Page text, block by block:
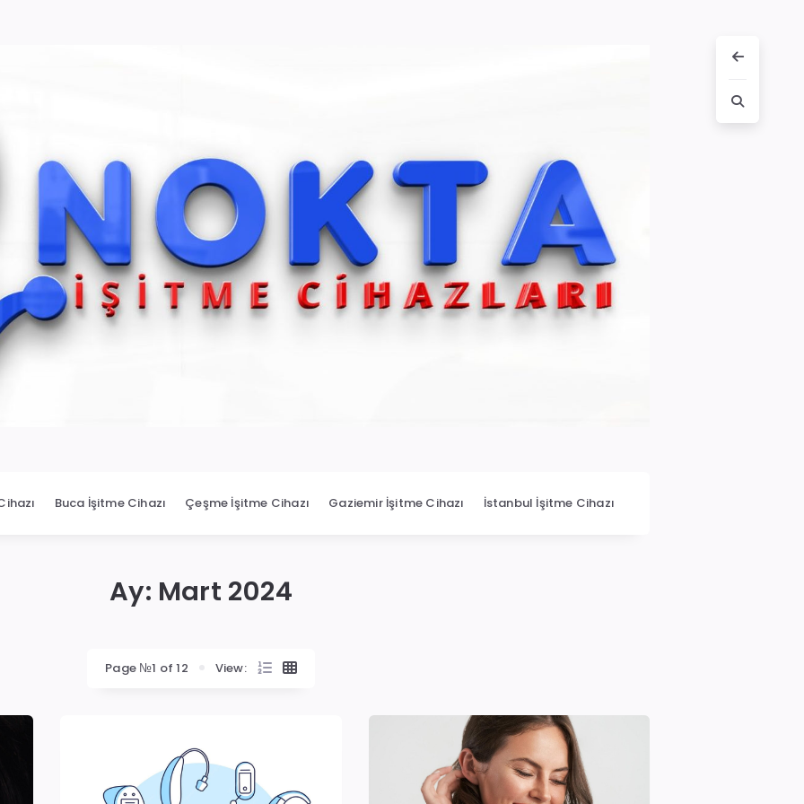
Buca İşitme Cihazı Çeşme İşitme Cihazı Gaziemir İşitme Cihazı İstanbul İşitme Cihazı
Ay: Mart 2024
Page №1 of 12 View: